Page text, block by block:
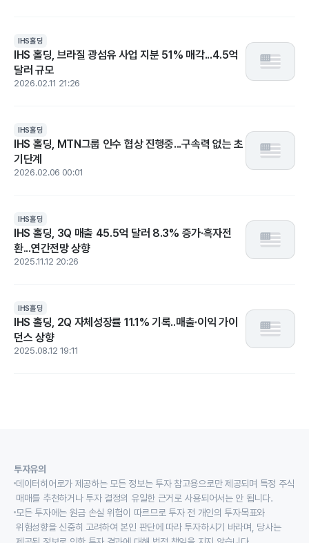
IHS홀딩
IHS 홀딩, 브라질 광섬유 사업 지분 51% 매각...4.5억
달러 규모
2026.02.11 21:26
IHS홀딩
IHS 홀딩, MTN그룹 인수 협상 진행중...구속력 없는 초
기단계
2026.02.06 00:01
IHS홀딩
IHS 홀딩, 3Q 매출 45.5억 달러 8.3% 증가·흑자전
환...연간전망 상향
2025.11.12 20:26
IHS홀딩
IHS 홀딩, 2Q 자체성장률 11.1% 기록..매출·이익 가이
던스 상향
2025.08.12 19:11
투자유의
데이터히어로가 제공하는 모든 정보는 투자 참고용으로만 제공되며 특정 주식
매매를 추천하거나 투자 결정의 유일한 근거로 사용되어서는 안 됩니다.
모든 투자에는 원금 손실 위험이 따르므로 투자 전 개인의 투자목표와
위험성향을 신중히 고려하여 본인 판단에 따라 투자하시기 바라며, 당사는